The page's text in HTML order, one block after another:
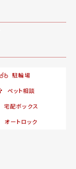
駐輪場
ペット相談
宅配ボックス
オートロック